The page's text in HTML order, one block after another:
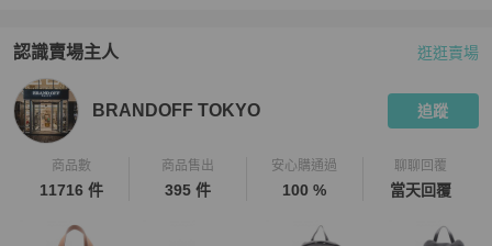
私訊事先通知為您開立三聯式發票
★ 賣場商品只有一件，可能會有商品已經在原網站上被售出・刪除的
情形，商品已搶先售出，將為您取消訂單，還請見諒
【取消&退貨政策】
★ 日本 BrandOff 所有商品，均盡力拍攝瑕疵細節，並在您下單之
後，提供商品細節影片，您可以再次確認商品成色，力保您收到的商
品，跟網路上看到的商品是一致的
★ 收到貨後請務必開箱錄影，若不幸發生您認為商品不如預期（存在
認識賣場主人
PopChill 拍拍圈嚴選賣家
逛逛賣場
BRANDOFF TOKYO 追蹤
商品數
11716 件
商品售出
395 件
安心購通過
100 %
聊聊回覆
當天回覆